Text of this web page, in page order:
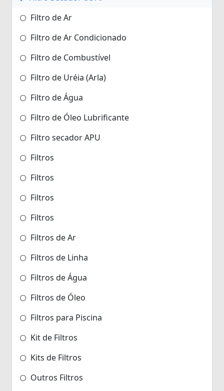
Filtro de Ar
Filtro de Ar Condicionado
Filtro de Combustível
Filtro de Uréia (Arla)
Filtro de Água
Filtro de Óleo Lubrificante
Filtro secador APU
Filtros
Filtros
Filtros
Filtros
Filtros de Ar
Filtros de Linha
Filtros de Água
Filtros de Óleo
Filtros para Piscina
Kit de Filtros
Kits de Filtros
Outros Filtros